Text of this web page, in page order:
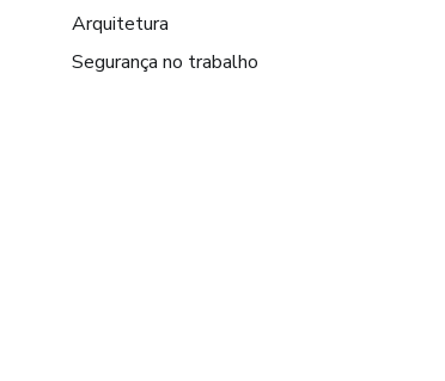
Arquitetura
Segurança no trabalho